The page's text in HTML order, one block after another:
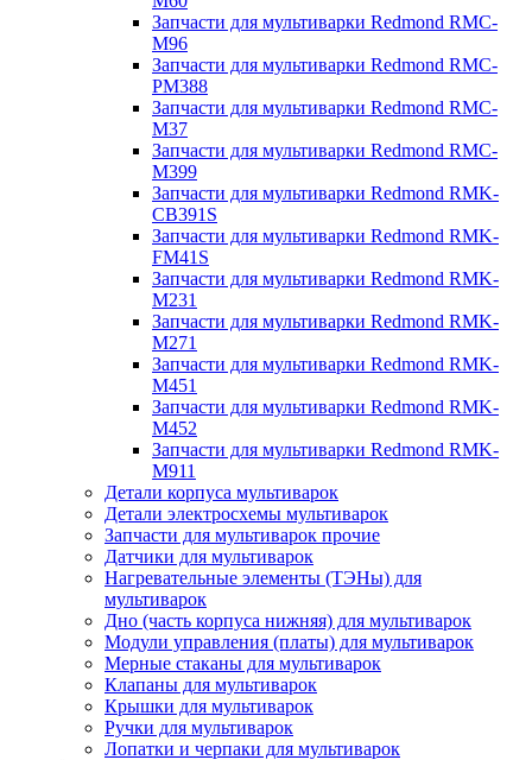
Запчасти для мультиварки Redmond RMC-
M96
Запчасти для мультиварки Redmond RMC-
PM388
Запчасти для мультиварки Redmond RMC-
M37
Запчасти для мультиварки Redmond RMC-
M399
Запчасти для мультиварки Redmond RMK-
CB391S
Запчасти для мультиварки Redmond RMK-
FM41S
Запчасти для мультиварки Redmond RMK-
M231
Запчасти для мультиварки Redmond RMK-
M271
Запчасти для мультиварки Redmond RMK-
M451
Запчасти для мультиварки Redmond RMK-
M452
Запчасти для мультиварки Redmond RMK-
M911
Детали корпуса мультиварок
Детали электросхемы мультиварок
Запчасти для мультиварок прочие
Датчики для мультиварок
Нагревательные элементы (ТЭНы) для
мультиварок
Дно (часть корпуса нижняя) для мультиварок
Модули управления (платы) для мультиварок
Мерные стаканы для мультиварок
Клапаны для мультиварок
Крышки для мультиварок
Ручки для мультиварок
Лопатки и черпаки для мультиварок